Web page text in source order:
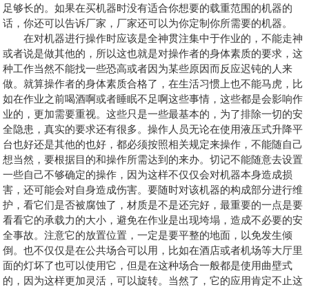
足够长的。如果在买机器时没有适合你想要的载重范围的机器的
话，你还可以告诉厂家，厂家还可以为你定制你所需要的机器。
在对机器进行操作时应该是全神贯注集中于作业的，不能走神
或者说是做其他的，所以这也就是对操作者的身体素质的要求，这
种工作当然不能找一些恐高或者因为某些原因而反应迟钝的人来
做。就算操作者的身体素质合格了，在生活习惯上也不能马虎，比
如在作业之前喝酒啊或者睡眠不足啊这些事情，这些都是会影响作
业的，更加需要重视。这些只是一些最基本的，为了排除一切的安
全隐患，真实的要求还有很多。操作人员无论在使用液压式升降平
台也好还是其他的也好，都必须按照相关规定来操作，不能随自己
想当然，要根据目的和操作所需达到的来办。切记不能随意去设置
一些自己不够确定的操作，因为这样不仅仅会对机器本身造成损
害，还可能会对自身造成伤害。要随时对该机器的构成部分进行维
护，看它们是否被腐蚀了，材质是不是还完好，最重要的一点是要
看看它的承载力的大小，避免在作业是出现垮塌，造成不必要的安
全事故。注意它的放置位置，一定是要平整的地面，以免发生倾
倒。也不仅仅是在公共场合可以用，比如在酒店或者机场等大厅里
面的灯坏了也可以使用它，但是在这种场合一般都是使用曲壁式
的，因为这样更加灵活，可以旋转。当然了，它的应用肯定不止这